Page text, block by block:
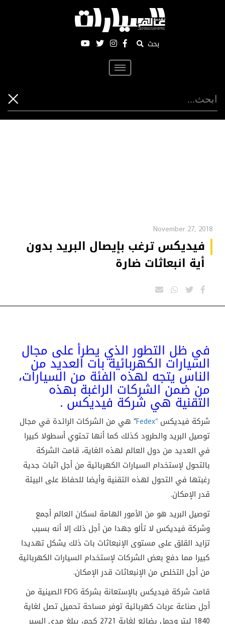
بحث
Toggle
navigation
November 27, 2018
فيديكس ترغب بإيصال البريد بدون
أية انبعاثات ضارة
في ظل التطور الذي يطرأ على مجال
السيارات الكهربائية بات العديد من
الناس يتجه لهذه الفئة من السيارات،
من ضمن الشركات الراغبة بهذه
التقنية هي شركة فيديكس .
شركة فيديكس “Fedex
” هي من الشركات الرائدة في مجال
توصيل البريد والطرود كذلك كما أنها تحتوي أسطولا كبيرا
في العديد من دول العالم لهذه الغاية، قامت الشركة
بالتحول لإستخدام السيارات الكهربائية من أجل اثبات جدية
رغبتها في التحول لهذه التقنية وأيضا للحفاظ على البيئة
قدر الإمكان.
توصيل البريد هو من الأمور الهامة لسكان العالم أجمع
وشركة فيديكس لا تألو جهدا من أجل ذلك إلا أنه بسبب
تزايد القلق على مستوى الإنبعاثات بات ذلك يشكل تهديدا
كبيرا مما دفع بعض الشركات لإستخدام السيارات الكهربائية
من أجل التخلص من الإنبعاثات قدر الإمكان.
قامت شركة فيديكس بالإستعانة بشركة FDG الصينية من
أجل صناعة عربات كهربائية توفر مساحة تحميل تصل لغاية
1840 ليتر وحمل بضائع لغاية 2721 كجم، يبلغ مدى السير